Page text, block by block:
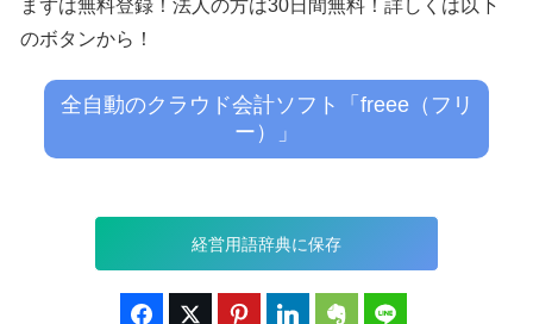
まずは無料登録！法人の方は30日間無料！詳しくは以下
のボタンから！
全自動のクラウド会計ソフト「freee（フリ
ー）」
経営用語辞典に保存